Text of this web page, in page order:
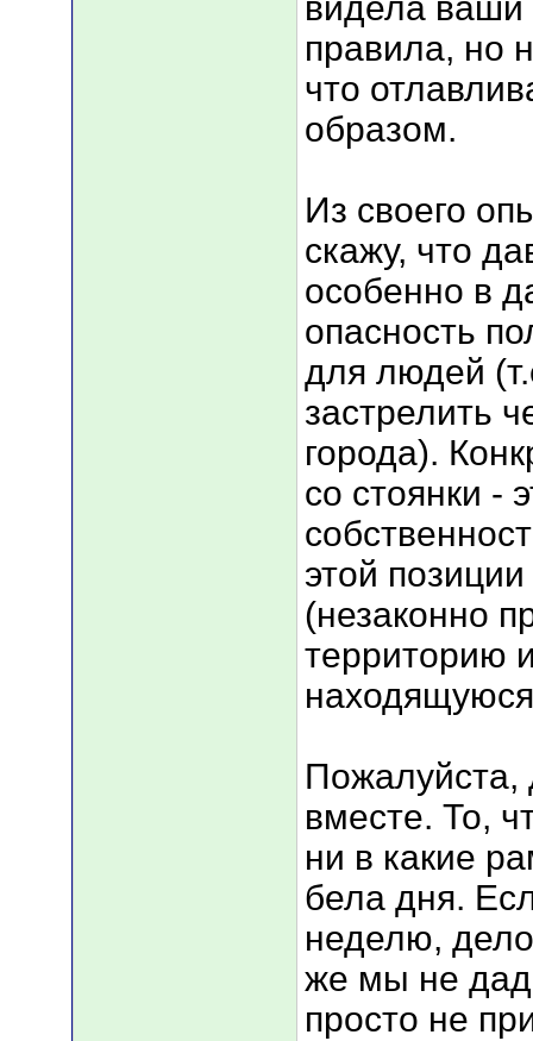
видела ваши
правила, но
что
образом.
Из своего
скажу, что
особенно в
опасность
для людей
застрелить
города).
со стоянки -
этой
(незаконно
территорию
Пожалуйста,
вместе. То,
ни в какие
бела дня.
неделю,
же мы не
просто не